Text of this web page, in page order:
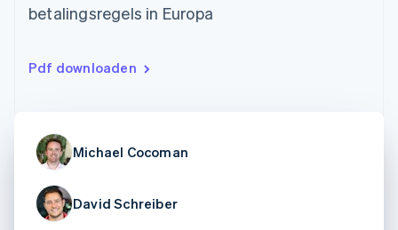
dan 125
Authorization
Link
Versneld afrekenen
Financial
Connections
Data gekoppelde
rekeningen
Gegevenssynchronisatie
Marktplaatsen
Gaming
die door stablecoins
Bronnen
Bedrijf
Sessions
betalingsregels in Europa
Pdf downloaden
Michael Cocoman
David Schreiber